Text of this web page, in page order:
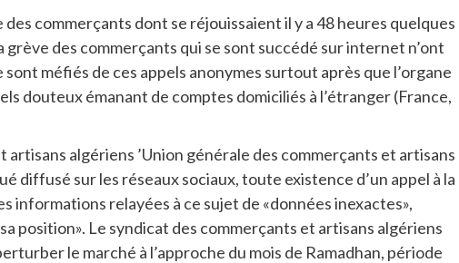
des commerçants dont se réjouissaient il y a 48 heures quelques
grève des commerçants qui se sont succédé sur internet n’ont
méfiés de ces appels anonymes surtout après que l’organe
douteux émanant de comptes domiciliés à l’étranger (France,
algériens ’Union générale des commerçants et artisans
diffusé sur les réseaux sociaux, toute existence d’un appel à la
informations relayées à ce sujet de «données inexactes»,
position». Le syndicat des commerçants et artisans algériens
le marché à l’approche du mois de Ramadhan, période